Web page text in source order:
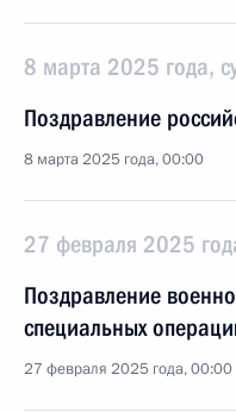
8 марта 2025 года,
Поздравление
8 марта 2025 года, 00:00
27 февраля 2025
Поздравление
специальных
27 февраля 2025 года, 00:00